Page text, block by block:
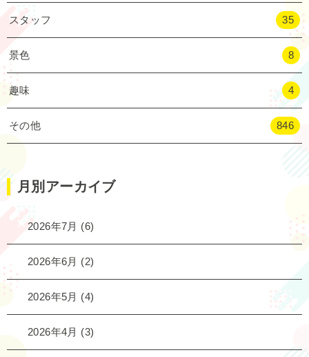
スタッフ 35
景色 8
趣味 4
その他 846
月別アーカイブ
2026年7月 (6)
2026年6月 (2)
2026年5月 (4)
2026年4月 (3)